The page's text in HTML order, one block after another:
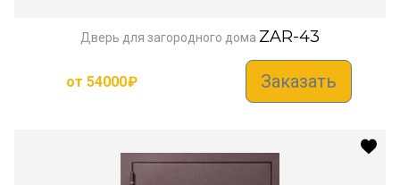
Дверь для загородного дома ZAR-43
от 54000₽ Заказать